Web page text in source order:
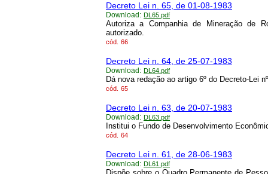
Decreto Lei n. 65, de 01-08-1983
Download: DL65.pdf
Autoriza a Companhia de Mineração de
autorizado.
cód. 66
Decreto Lei n. 64, de 25-07-1983
Download: DL64.pdf
Dá nova redação ao artigo 6º do Decreto-Lei
cód. 65
Decreto Lei n. 63, de 20-07-1983
Download: DL63.pdf
Institui o Fundo de Desenvolvimento
cód. 64
Decreto Lei n. 61, de 28-06-1983
Download: DL61.pdf